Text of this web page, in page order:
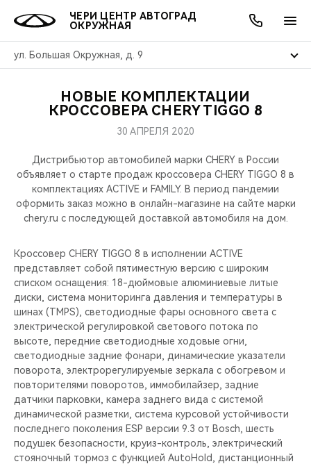
ЧЕРИ ЦЕНТР АВТОГРАД
ОКРУЖНАЯ
ул. Большая Окружная, д. 9
МОДЕЛИ
КРОССОВЕРЫ
СЕДАНЫ
НОВИНКИ
ПОКУПАТЕЛЯМ
КРЕДИТ И СТРАХОВАНИЕ
ВЛАДЕЛЬЦАМ
ЗАПЧАСТИ И АКСЕССУАРЫ
ПОДДЕРЖКА
МИР CHERY
О БРЕНДЕ
CHERY В СОЦСЕТЯХ
БЛАГОТВОРИТЕЛЬНОСТЬ
CHERY REMOTE
CHERY И СПОРТ
НАШИ МЕРОПРИЯТИЯ
ВИДЕООБЗОРЫ
CHERY ДЛЯ ДЕТЕЙ
АКЦИИ
ОНЛАЙН СЕРВИСЫ
КРЕДИТ
О КОМПАНИИ
МЫ В СОЦСЕТЯХ
НОВЫЕ КОМПЛЕКТАЦИИ
КРОССОВЕРА CHERY TIGGO 8
30 АПРЕЛЯ 2020
Дистрибьютор автомобилей марки CHERY в России
объявляет о старте продаж кроссовера CHERY TIGGO 8 в
комплектациях ACTIVE и FAMILY. В период пандемии
оформить заказ можно в онлайн-магазине на сайте марки
chery.ru c последующей доставкой автомобиля на дом.
Кроссовер CHERY TIGGO 8 в исполнении ACTIVE
представляет собой пятиместную версию с широким
списком оснащения: 18-дюймовые алюминиевые литые
диски, система мониторинга давления и температуры в
шинах (TMPS), cветодиодные фары основного света c
электрической регулировкой светового потока по
высоте, передние светодиодные ходовые огни,
светодиодные задние фонари, динамические указатели
поворота, электрорегулируемые зеркала с обогревом и
повторителями поворотов, иммобилайзер, задние
датчики парковки, камера заднего вида с системой
динамической разметки, система курсовой устойчивости
последнего поколения ESP версии 9.3 от Bosch, шесть
подушек безопасности, круиз-контроль, электрический
стояночный тормоз с функцией AutoHold, дистанционный